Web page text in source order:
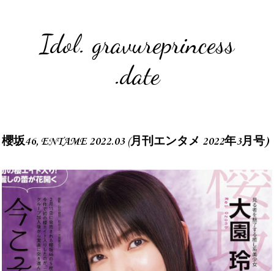
Idol. gravureprincess
.date
櫻坂46, ENTAME 2022.03 (月刊エンタメ 2022年3月号)